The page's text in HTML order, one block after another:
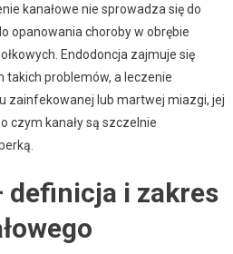
kanałowe nie sprowadza się do
opanowania choroby w obrębie
Endodoncja zajmuje się
problemów, a leczenie
zainfekowanej lub martwej miazgi, jej
czym kanały są szczelnie
definicja i zakres